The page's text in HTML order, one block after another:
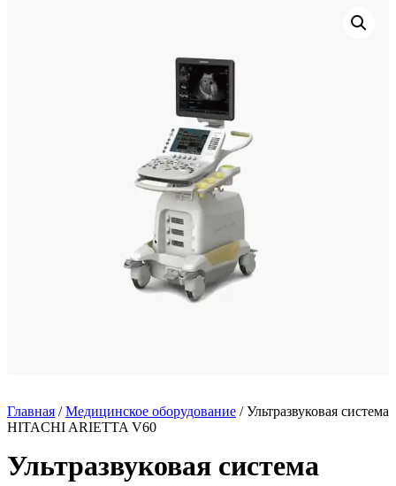
Главная /Медицинское оборудование / Ультразвуковая система
HITACHI ARIETTA V60
Ультразвуковая система